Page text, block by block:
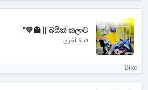
බයික් කලාව || 👻💙"
قناة أخرى
Bike